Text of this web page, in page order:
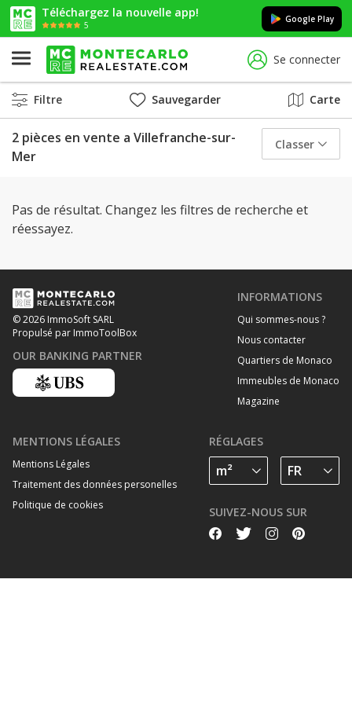
Téléchargez la nouvelle app!
5
Google Play
Se connecter
Filtre Sauvegarder Carte
2 pièces en vente a Villefranche-sur-
Mer
Classer
Pas de résultat. Changez les filtres de recherche et
réessayez.
© 2026 ImmoSoft SARL
Propulsé par ImmoToolBox
OUR BANKING PARTNER
INFORMATIONS
Qui sommes-nous ?
Nous contacter
Quartiers de Monaco
Immeubles de Monaco
Magazine
MENTIONS LÉGALES
Mentions Légales
Traitement des données personelles
Politique de cookies
RÉGLAGES
SUIVEZ-NOUS SUR